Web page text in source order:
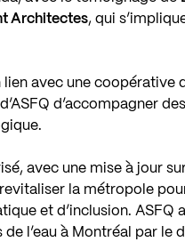
Architectes, qui
lien avec une coopérative
d’accompagner
avec une mise à jour
la métropole
et d’inclusion. ASFQ
l’eau à Montréal par le